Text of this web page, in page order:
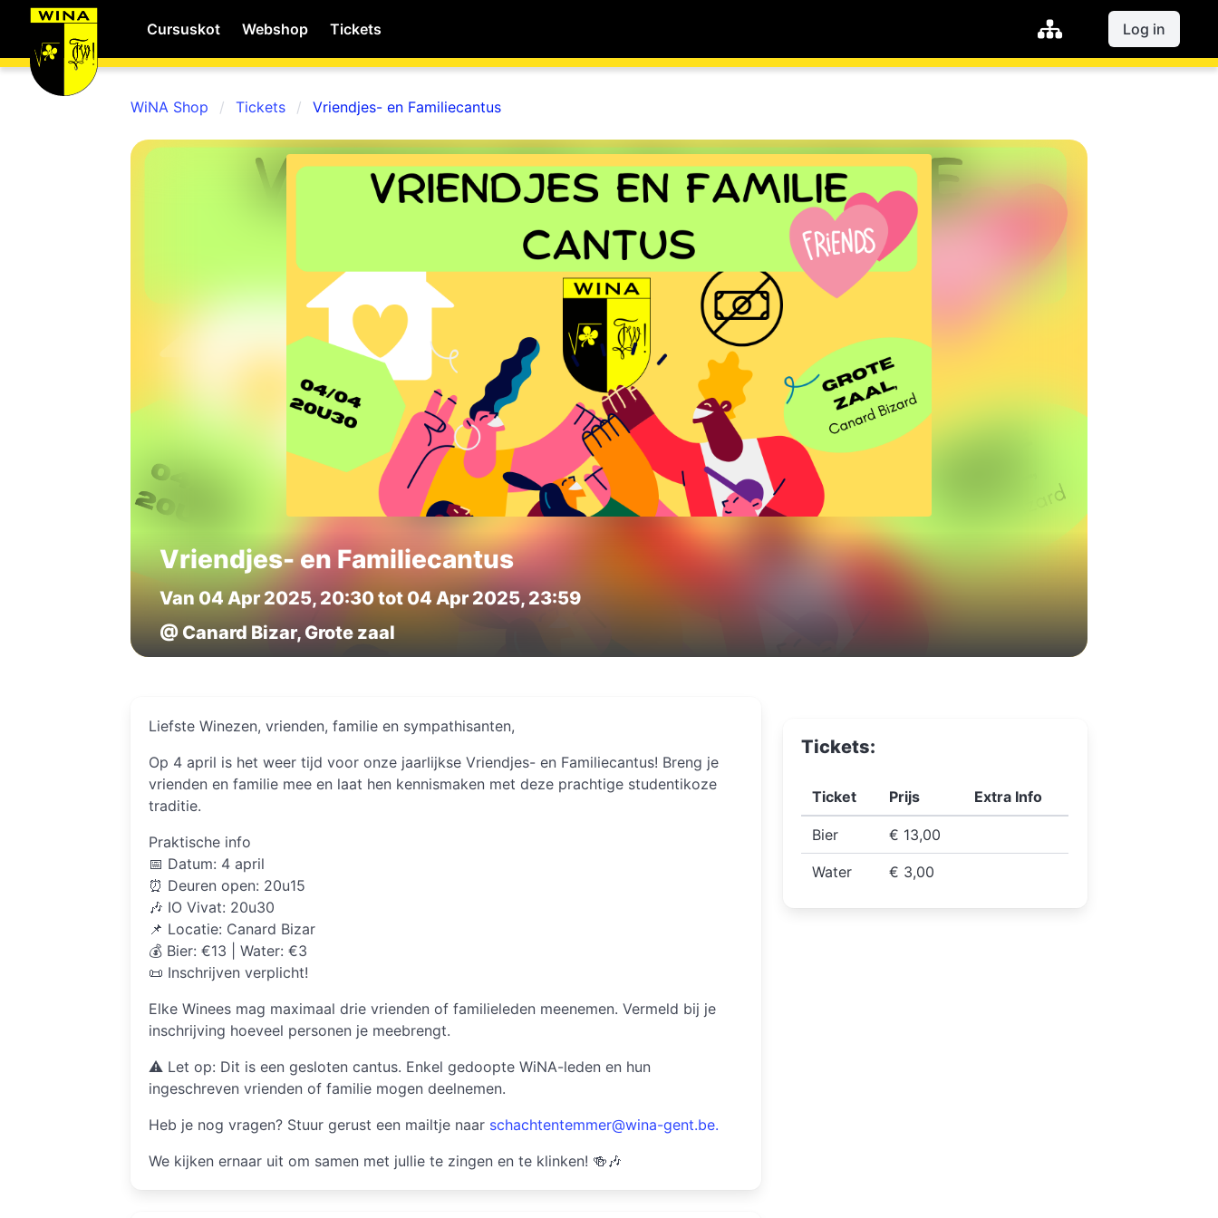
Cursuskot Webshop Tickets Log in
WiNA MyWiNA
Schachten
WiNA Shop Tickets Vriendjes- en Familiecantus
Vriendjes- en Familiecantus
Van 04 Apr 2025, 20:30 tot 04 Apr 2025, 23:59
@ Canard Bizar, Grote zaal
Liefste Winezen, vrienden, familie en sympathisanten,
Op 4 april is het weer tijd voor onze jaarlijkse Vriendjes- en Familiecantus! Breng je
vrienden en familie mee en laat hen kennismaken met deze prachtige studentikoze
traditie.
Praktische info
📅 Datum: 4 april
⏰ Deuren open: 20u15
🎶 IO Vivat: 20u30
📌 Locatie: Canard Bizar
💰 Bier: €13 | Water: €3
📜 Inschrijven verplicht!
Elke Winees mag maximaal drie vrienden of familieleden meenemen. Vermeld bij je
inschrijving hoeveel personen je meebrengt.
⚠ Let op: Dit is een gesloten cantus. Enkel gedoopte WiNA-leden en hun
ingeschreven vrienden of familie mogen deelnemen.
Heb je nog vragen? Stuur gerust een mailtje naar schachtentemmer@wina-gent.be.
We kijken ernaar uit om samen met jullie te zingen en te klinken! 🍻🎶
Tickets:
Ticket Prijs Extra Info
Bier € 13,00
Water € 3,00